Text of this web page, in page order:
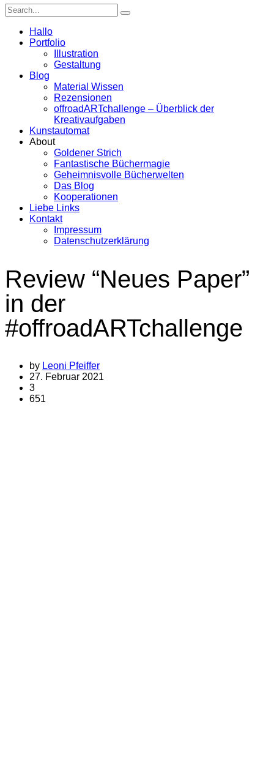
Hallo
Portfolio
Illustration
Gestaltung
Blog
Material Wissen
Rezensionen
offroadARTchallenge – Überblick der
Kreativaufgaben
Kunstautomat
About
Goldener Strich
Fantastische Büchermagie
Geheimnisvolle Bücherwelten
Das Blog
Kooperationen
Liebe Links
Kontakt
Impressum
Datenschutzerklärung
Review “Neues Paper”
in der
#offroadARTchallenge
by Leoni Pfeiffer
27. Februar 2021
3
651